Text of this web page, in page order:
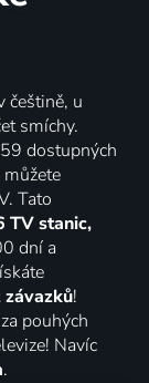
češtině, u
smíchy.
dostupných
Tato
TV stanic,
dní a
závazků!
pouhých
Navíc
.